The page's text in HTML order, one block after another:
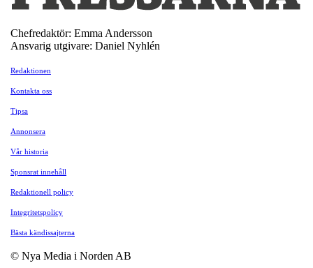
Chefredaktör: Emma Andersson
Ansvarig utgivare: Daniel Nyhlén
Redaktionen
Kontakta oss
Tipsa
Annonsera
Vår historia
Sponsrat innehåll
Redaktionell policy
Integritetspolicy
Bästa kändissajterna
© Nya Media i Norden AB